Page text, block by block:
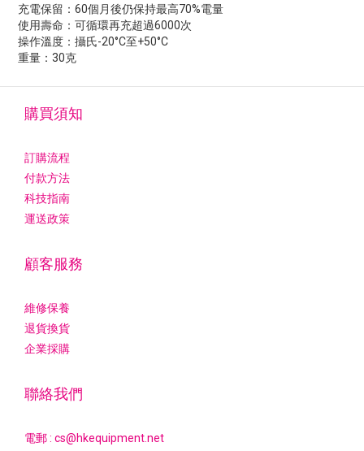
充電保留：60個月後仍保持最高70%電量
使用壽命：可循環再充超過6000次
操作溫度：攝氏-20°C至+50°C
重量：30克
購買須知
訂購流程
付款方法
科技指南
運送政策
顧客服務
維修保養
退貨換貨
企業採購
聯絡我們
電郵 : cs@hkequipment.net